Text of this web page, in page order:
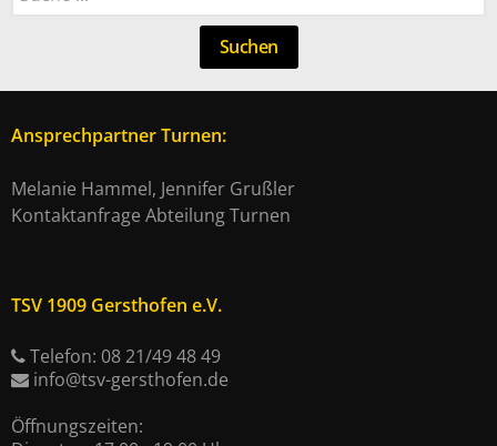
Suchen
Ansprechpartner Turnen:
Melanie Hammel, Jennifer Grußler
Kontaktanfrage Abteilung Turnen
TSV 1909 Gersthofen e.V.
Telefon: 08 21/49 48 49
info@tsv-gersthofen.de
Öffnungszeiten: